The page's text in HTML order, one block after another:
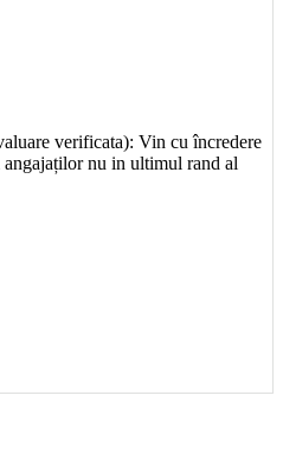
verificata): Vin cu încredere
nu in ultimul rand al